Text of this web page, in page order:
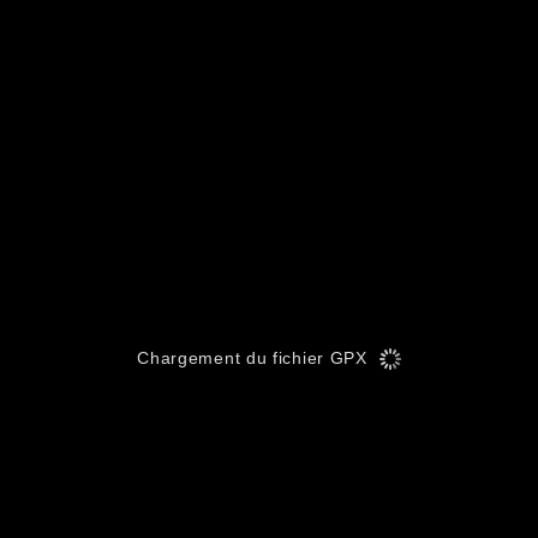
Chargement du fichier GPX